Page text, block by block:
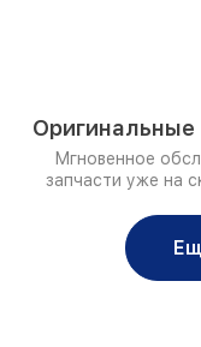
Мгновенное
запчасти уже на